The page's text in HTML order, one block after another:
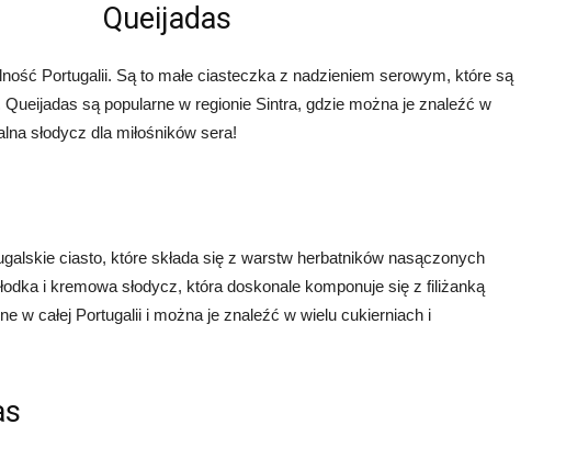
Queijadas
Portugalii. Są to małe ciasteczka z nadzieniem serowym, które są
są popularne w regionie Sintra, gdzie można je znaleźć w
słodycz dla miłośników sera!
ciasto, które składa się z warstw herbatników nasączonych
i kremowa słodycz, która doskonale komponuje się z filiżanką
w całej Portugalii i można je znaleźć w wielu cukierniach i